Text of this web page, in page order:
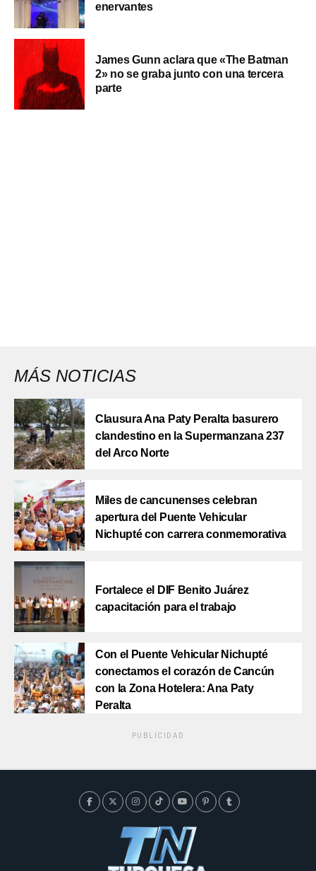
enervantes
James Gunn aclara que «The Batman
2» no se graba junto con una tercera
parte
MÁS NOTICIAS
Clausura Ana Paty Peralta basurero
clandestino en la Supermanzana 237
del Arco Norte
Miles de cancunenses celebran
apertura del Puente Vehicular
Nichupté con carrera conmemorativa
Fortalece el DIF Benito Juárez
capacitación para el trabajo
Con el Puente Vehicular Nichupté
conectamos el corazón de Cancún
con la Zona Hotelera: Ana Paty
Peralta
PUBLICIDAD